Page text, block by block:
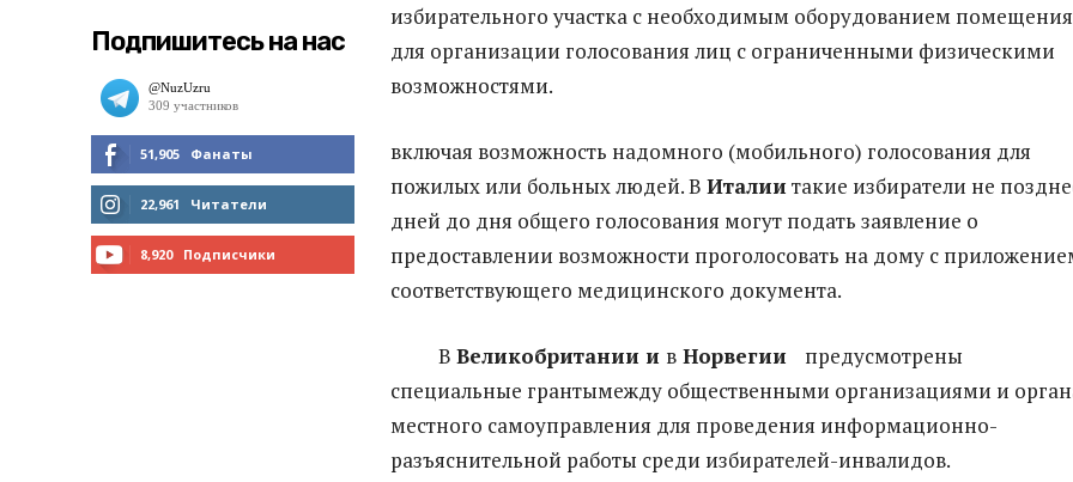
Подпишитесь на нас
51,905 Фанаты
МНЕ НРАВИТСЯ
22,961 Читатели
8,920 Подписчики
избирательного участка с необходимым оборудованием помещения
для организации голосования лиц с ограниченными физическими
возможностями.
включая возможность надомного (мобильного) голосования для
пожилых или больных людей. В Италии такие избиратели не
дней до дня общего голосования могут подать заявление о
предоставлении возможности проголосовать на дому с
соответствующего медицинского документа.
В Великобритании и в Норвегии
предусмотрены
специальные грантымежду общественными организациями и
местного самоуправления для проведения информационно-
разъяснительной работы среди избирателей-инвалидов.